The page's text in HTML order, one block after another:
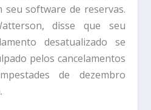
software de reservas.
disse que seu
desatualizado se
pelos cancelamentos
de dezembro